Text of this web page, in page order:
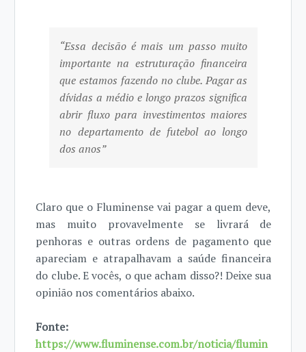
“Essa decisão é mais um passo muito
importante na estruturação financeira
que estamos fazendo no clube. Pagar as
dívidas a médio e longo prazos significa
abrir fluxo para investimentos maiores
no departamento de futebol ao longo
dos anos”
Claro que o Fluminense vai pagar a quem deve,
mas muito provavelmente se livrará de
penhoras e outras ordens de pagamento que
apareciam e atrapalhavam a saúde financeira
do clube. E vocês, o que acham disso?! Deixe sua
opinião nos comentários abaixo.
Fonte:
https://www.fluminense.com.br/noticia/flumin